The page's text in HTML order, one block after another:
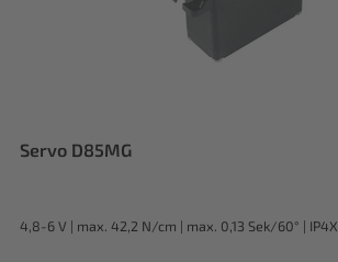
Servo D85MG
4,8-6 V | max. 42,2 N/cm | max. 0,13 Sek/60° | IP4X